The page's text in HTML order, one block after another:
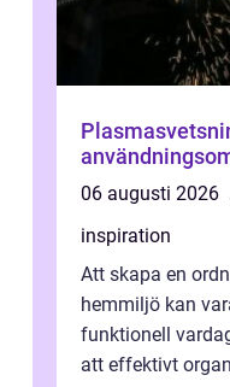
06 augusti 2026
inspiration
Att skapa en
hemmiljö kan
funktionell
att effektivt